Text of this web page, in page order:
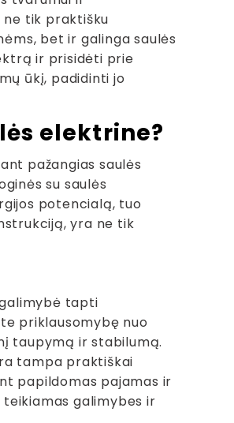
tik praktišku
bet ir galinga saulės
ir prisidėti prie
ūkį, padidinti jo
elektrine?
pažangias saulės
su saulės
potencialą, tuo
yra ne tik
tapti
priklausomybę nuo
taupymą ir stabilumą.
tampa praktiškai
papildomas pajamas ir
galimybes ir